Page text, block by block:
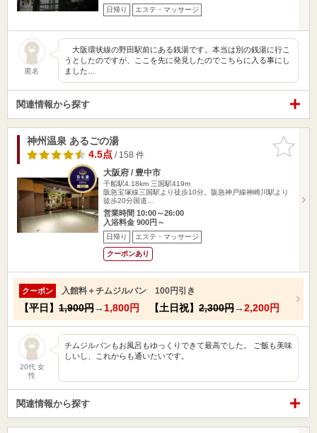
日帰り エステ・マッサージ
匿名
大阪環状線の野田駅前にある銭湯です。本当は別の銭湯に行こ
うとしたのですが、ここを先に発見したのでこちらに入る事にし
ました…
関連情報から探す
お気に入
りに追加
神州温泉 あるごの湯
4.5点/ 158 件
大阪府 / 豊中市
千船駅4.18km 三国駅419m
阪急宝塚線三国駅より徒歩10分。阪急神戸線神崎川駅より
徒歩20分国道…
営業時間 10:00～26:00
入浴料金 900円～
日帰り エステ・マッサージ
クーポンあり
クーポン 入館料＋チムジルバン 100円引き
【平日】 1,900円→ 1,800円 【土日祝】 2,300円→2,200円
20代 女
性
チムジルバンもお風呂もゆっくりできて最高でした。 ご飯も美味
しいし、これからも通いたいです。
関連情報から探す